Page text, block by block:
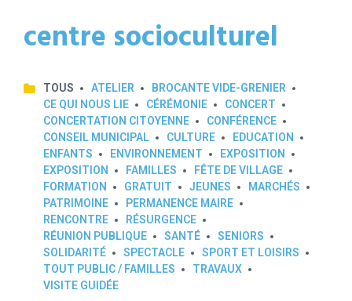
centre socioculturel
TOUS ATELIER
BROCANTE VIDE-GRENIER
CE QUI NOUS LIE
CÉRÉMONIE
CONCERT
CONCERTATION CITOYENNE
CONFÉRENCE
CONSEIL MUNICIPAL
CULTURE
EDUCATION
ENFANTS
ENVIRONNEMENT
EXPOSITION
EXPOSITION
FAMILLES
FÊTE DE VILLAGE
FORMATION
GRATUIT JEUNES
MARCHÉS
PATRIMOINE
PERMANENCE MAIRE
RENCONTRE
RÉSURGENCE
RÉUNION PUBLIQUE
SANTÉ
SENIORS
SOLIDARITÉ
SPECTACLE
SPORT ET LOISIRS
TOUT PUBLIC / FAMILLES
TRAVAUX
VISITE GUIDÉE